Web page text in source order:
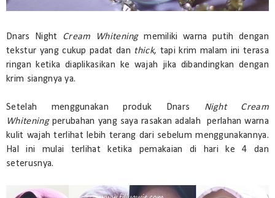
Dnars Night Cream Whiteningmemiliki warna putih dengan
tekstur yang cukup padat dan thick, tapi krim malam ini terasa
ringan ketika diaplikasikan ke wajah jika dibandingkan dengan
krim siangnya ya.
Setelah menggunakan produk Dnars Night Cream
Whiteningperubahan yang saya rasakan adalah perlahan warna
kulit wajah terlihat lebih terang dari sebelum menggunakannya.
Hal ini mulai terlihat ketika pemakaian di hari ke 4 dan
seterusnya.